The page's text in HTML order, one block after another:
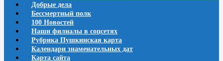
Добрые дела
Бессмертный полк
100 Новостей
Наши филиалы в соцсетях
Рубрика Пушкинская карта
Календари знаменательных дат
Карта сайта